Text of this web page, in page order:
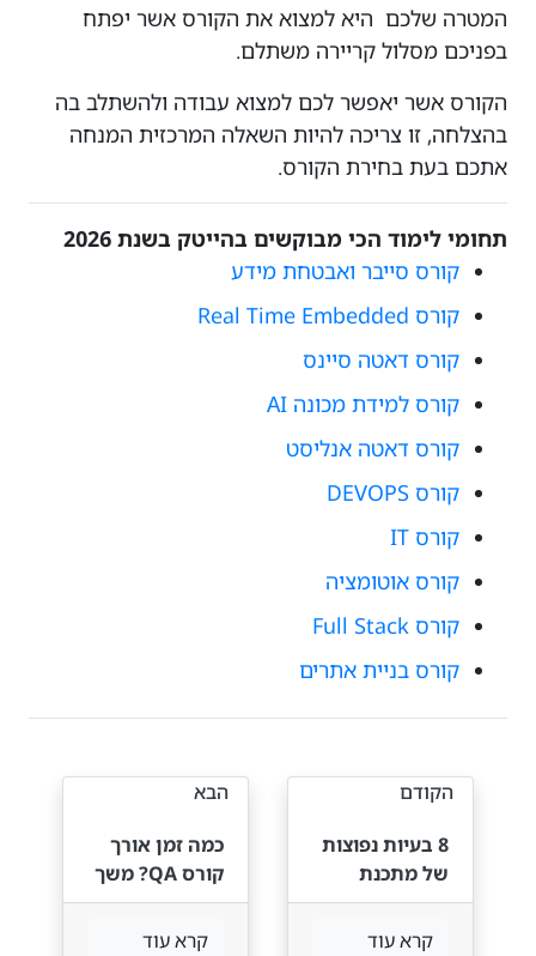
המטרה שלכם היא למצוא את הקורס אשר יפתח
בפניכם מסלול קריירה משתלם.
הקורס אשר יאפשר לכם למצוא עבודה ולהשתלב בה
בהצלחה, זו צריכה להיות השאלה המרכזית המנחה
אתכם בעת בחירת הקורס.
תחומי לימוד הכי מבוקשים בהייטק בשנת 2026
קורס סייבר ואבטחת מידע
קורס Real Time Embedded
קורס דאטה סיינס
קורס למידת מכונה AI
קורס דאטה אנליסט
קורס DEVOPS
קורס IT
קורס אוטומציה
קורס Full Stack
קורס בניית אתרים
הבא
כמה זמן אורך
קורס QA? משך
הלימודים
והתגמולים
קרא עוד
הקודם
8 בעיות נפוצות
של מתכנת
מתחיל
קרא עוד